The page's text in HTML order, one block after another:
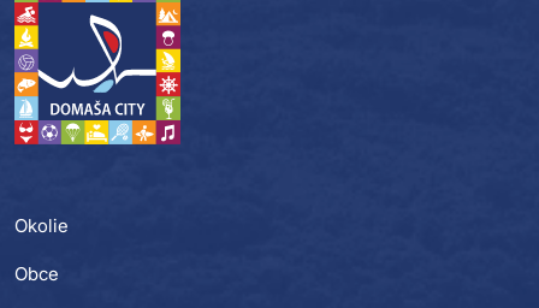
Okolie
Obce